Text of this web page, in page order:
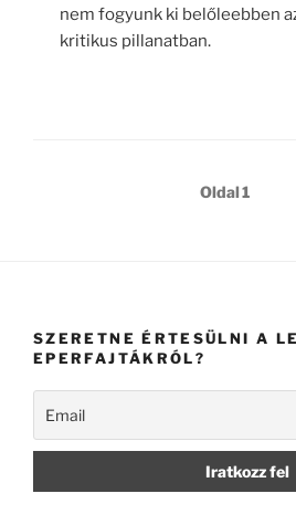
nem fogyunk ki belőleebben
kritikus pillanatban.
Oldal1
SZERETNE ÉRTESÜLNI A
EPERFAJTÁKRÓL?